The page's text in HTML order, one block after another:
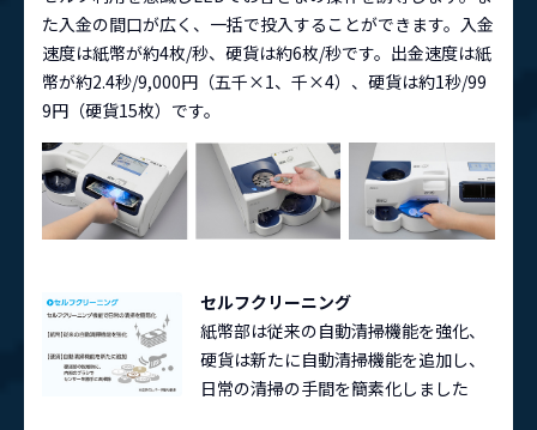
た入金の間口が広く、一括で投入することができます。入金
速度は紙幣が約4枚/秒、硬貨は約6枚/秒です。出金速度は紙
幣が約2.4秒/9,000円（五千×1、千×4）、硬貨は約1秒/99
9円（硬貨15枚）です。
セルフクリーニング
紙幣部は従来の自動清掃機能を強化、
硬貨は新たに自動清掃機能を追加し、
日常の清掃の手間を簡素化しました